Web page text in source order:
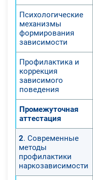
Психологические
механизмы
формирования
зависимости
Профилактика и
коррекция
зависимого
поведения
Промежуточная
аттестация
2. Современные
методы
профилактики
наркозависимости